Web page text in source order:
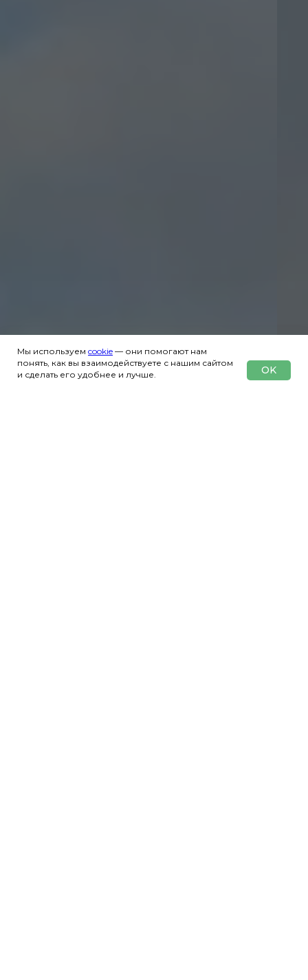
Мы используем cookie — они помогают нам
понять, как вы взаимодействуете с нашим сайтом
и сделать его удобнее и лучше.
OK